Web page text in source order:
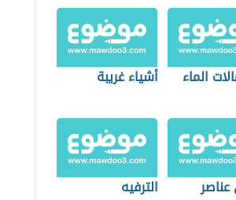
الماء أشياء غريبة
الترفيه